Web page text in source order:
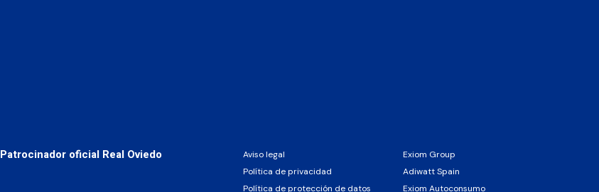
Patrocinador oficial Real Oviedo
Aviso legal
Política de privacidad
Política de protección de datos
Exiom Group
Adiwatt Spain
Exiom Autoconsumo